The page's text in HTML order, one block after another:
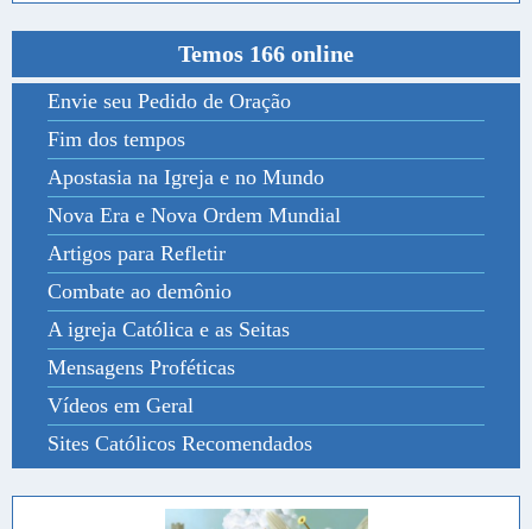
Temos 166 online
Envie seu Pedido de Oração
Fim dos tempos
Apostasia na Igreja e no Mundo
Nova Era e Nova Ordem Mundial
Artigos para Refletir
Combate ao demônio
A igreja Católica e as Seitas
Mensagens Proféticas
Vídeos em Geral
Sites Católicos Recomendados